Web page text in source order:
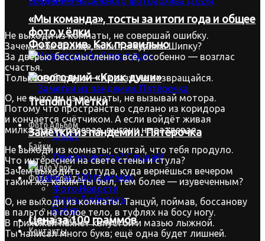
«Мы команда», тосты за итоги года и общее
фото у ёлки
Новогодний «Крик души»
Trending Метки
Фото.Альбом
Спорт
Байки
Лениво читать? Слушай!
Видео.Урок
Фото.Проекты
Фото.Новости
Фото.Любитель
Байки
Старый сайт
Контакты
Фотоархив. Как правильно
Заметки из пандемии. Пятёрочка
Цена за 100 граммов
Не выходи из комнаты, не совершай ошибку.
Зачем тебе Солнце, если ты куришь Шипку?
За дверью бессмысленно всё, особенно — возглас
счастья.
Только в уборную — и сразу же возвращайся.
О, не выходи из комнаты, не вызывай мотора.
Потому что пространство сделано из коридора
и кончается счётчиком. А если войдёт живая
милка, пасть разевая, выгони не раздевая.
Не выходи из комнаты; считай, что тебя продуло.
Что интересней на свете стены и стула?
Зачем выходить оттуда, куда вернёшься вечером
таким же, каким ты был, тем более — изувеченным?
О, не выходи из комнаты. Танцуй, поймав, боссанову
в пальто на голое тело, в туфлях на босу ногу.
В прихожей пахнет капустой и мазью лыжной.
Ты написал много букв; ещё одна будет лишней.